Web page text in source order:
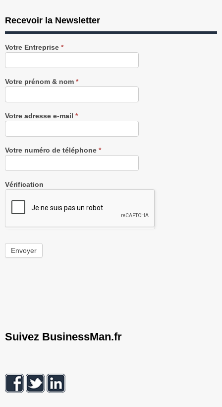
Recevoir la Newsletter
Recevez
notre
gratuitement
Votre Entreprise *
Votre prénom & nom *
Votre adresse e-mail *
Votre numéro de téléphone *
Vérification
Envoyer
Suivez BusinessMan.fr